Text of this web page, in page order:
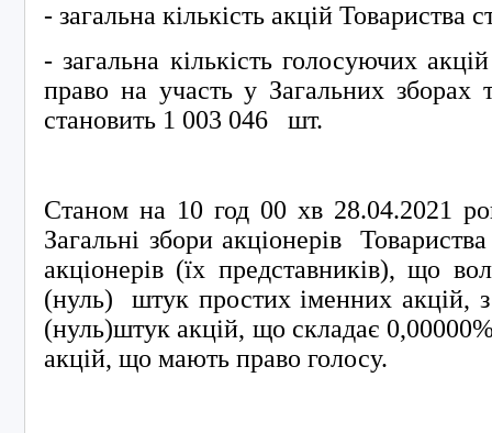
- загальна кількість акцій Товариства
- загальна кількість голосуючих
право на участь у Загальних зборах
становить 1 003 046 шт.
Станом на 10 год 00 хв 28.04.2021
Загальні збори акціонерів
акціонерів (їх представників), що
(нуль) штук простих іменних акцій,
(нуль)штук акцій, що складає 0,00000%
акцій, що мають право голосу.